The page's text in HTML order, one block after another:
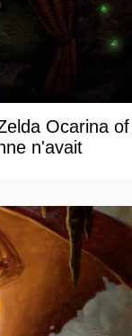
Ocarina of
n'avait